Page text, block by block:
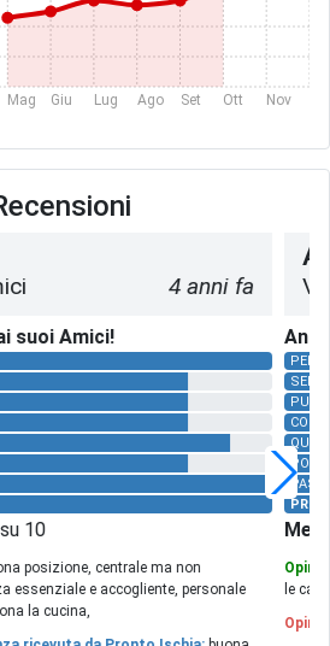
Mag Giu Lug Ago Set Ott Nov
4 anni fa
suoi Amici!
su 10
posizione, centrale ma non
essenziale e accogliente, personale
la cucina,
le